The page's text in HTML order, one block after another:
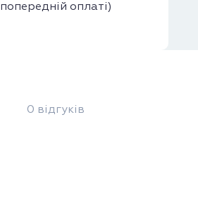
оплаті)
0 відгуків